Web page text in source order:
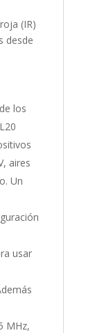
(IR)
desde
los
aires
Un
usar
MHz,